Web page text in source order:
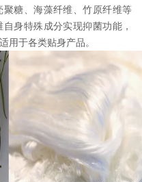
糖、海藻纤维、竹原纤维等
身特殊成分实现抑菌功能，
用于各类贴身产品。